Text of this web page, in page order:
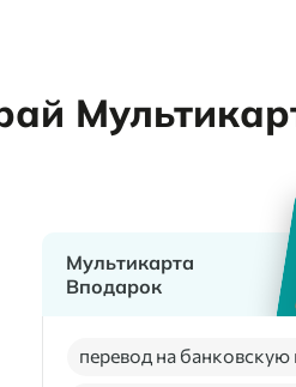
Мультикарта
Вподарок
перевод на банковскую